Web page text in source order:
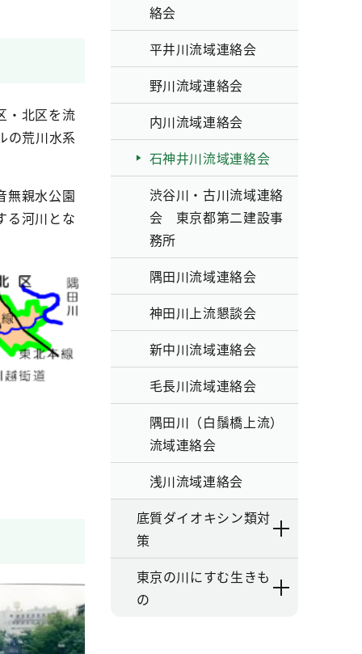
・北区を流
の荒川水系
無親水公園
る河川とな
絡会
平井川流域連絡会
野川流域連絡会
内川流域連絡会
石神井川流域連絡会
渋谷川・古川流域連絡
会 東京都第二建設事
務所
隅田川流域連絡会
神田川上流懇談会
新中川流域連絡会
毛長川流域連絡会
隅田川（白鬚橋上流）
流域連絡会
浅川流域連絡会
底質ダイオキシン類対
策
東京の川にすむ生きも
の